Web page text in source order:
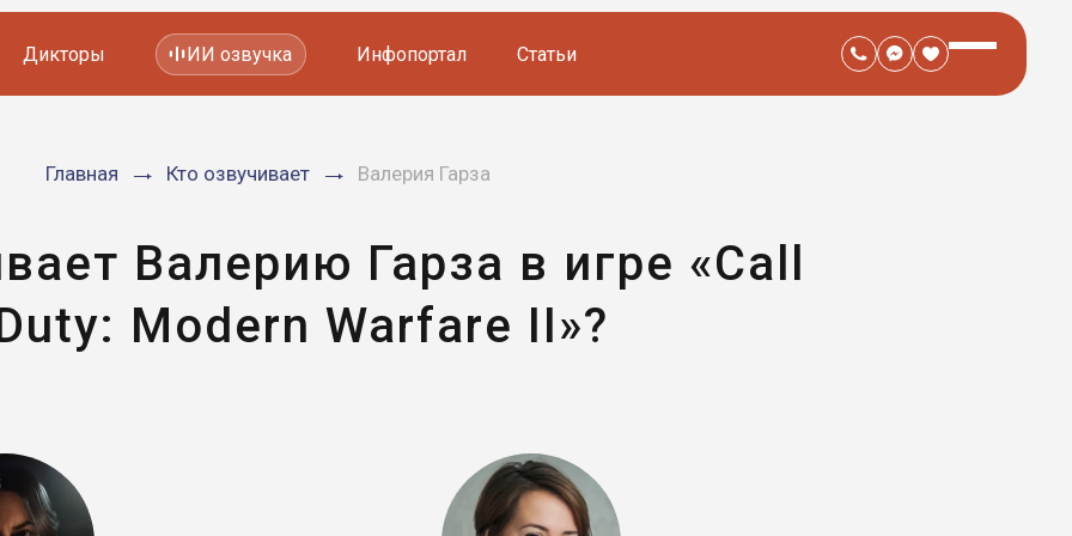
Мультфильмов
Дикторы ИИ озвучка Инфопортал Статьи
Главная Кто озвучивает Валерия Гарза
Валерию Гарза в игре «Call
Modern Warfare II»?